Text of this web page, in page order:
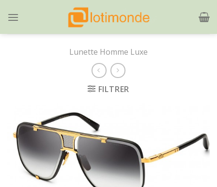
Lunette Homme Luxe
FILTRER